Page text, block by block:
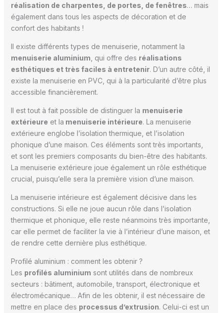
réalisation de charpentes, de portes, de fenêtres… mais
également dans tous les aspects de décoration et de
confort des habitants !
Il existe différents types de menuiserie, notamment la
menuiserie aluminium , qui offre des réalisations
esthétiques et très faciles à entretenir. D’un autre côté, il
existe la menuiserie en PVC, qui à la particularité d’être plus
accessible financièrement.
Il est tout à fait possible de distinguer la menuiserie
extérieure et la menuiserie intérieure. La menuiserie
extérieure englobe l’isolation thermique, et l’isolation
phonique d’une maison. Ces éléments sont très importants,
et sont les premiers composants du bien-être des habitants.
La menuiserie extérieure joue également un rôle esthétique
crucial, puisqu’elle sera la première vision d’une maison.
La menuiserie intérieure est également décisive dans les
constructions. Si elle ne joue aucun rôle dans l’isolation
thermique et phonique, elle reste néanmoins très importante,
car elle permet de faciliter la vie à l’intérieur d’une maison, et
de rendre cette dernière plus esthétique.
Profilé aluminium : comment les obtenir ?
Les profilés aluminium sont utilités dans de nombreux
secteurs : bâtiment, automobile, transport, électronique et
électromécanique… Afin de les obtenir, il est nécessaire de
mettre en place des processus d’extrusion. Celui-ci est un